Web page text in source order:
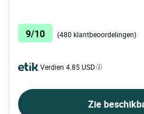
9/10 (480 klantbeoordelingen)
Verdien 4.85 USD
Zie